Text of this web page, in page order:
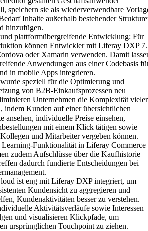
speichern sie als wiederverwendbare
Inhalte außerhalb bestehender
hinzufügen.
plattformübergreifende Entwicklung: Für
können Entwickler mit Liferay DXP
oder Xamarin verwenden. Damit
Anwendungen aus einer Codebasis
in mobile Apps integrieren.
speziell für die Optimierung und
von B2B-Einkaufsprozessen neu
Unternehmen die Komplexität vieler
indem Kunden auf einer übersichtlichen
ansehen, individuelle Preise einsehen,
mit einem Klick tätigen sowie
und Mitarbeiter vergeben können.
Funktionalität in Liferay Commerce
zudem Aufschlüsse über die Kaufhistorie
dadurch fundierte Entscheidungen bei
ist eng mit Liferay DXP integriert, um
Kundensicht zu aggregieren und
Kundenaktivitäten besser zu verstehen.
Aktivitätsverläufe sowie Interessen
und visualisieren Klickpfade, um
ursprünglichen Touchpoint zu ziehen.